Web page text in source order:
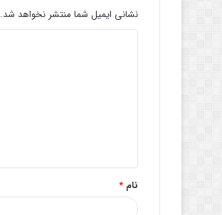
نشانی ایمیل شما منتشر نخواهد شد.
*
نام *